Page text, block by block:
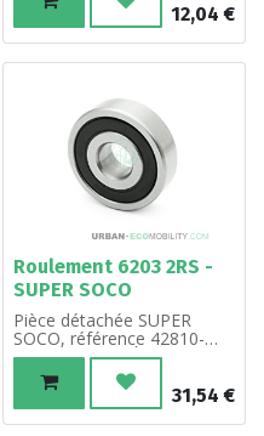
12,04 €
Roulement 6203 2RS -
SUPER SOCO
Pièce détachée SUPER
SOCO, référence 42810-
QBHA-A00-01. À l'unité.
31,54 €